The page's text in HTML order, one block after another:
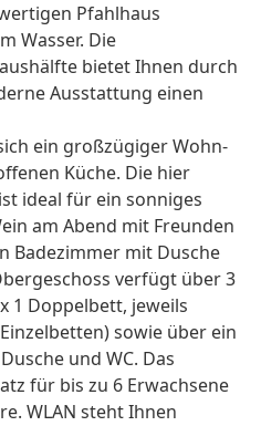
Pfahlhaus
Wasser. Die
bietet Ihnen durch
Ausstattung einen
ein großzügiger Wohn-
Küche. Die hier
ideal für ein sonniges
am Abend mit Freunden
Badezimmer mit Dusche
verfügt über 3
1 Doppelbett, jeweils
sowie über ein
und WC. Das
für bis zu 6 Erwachsene
WLAN steht Ihnen